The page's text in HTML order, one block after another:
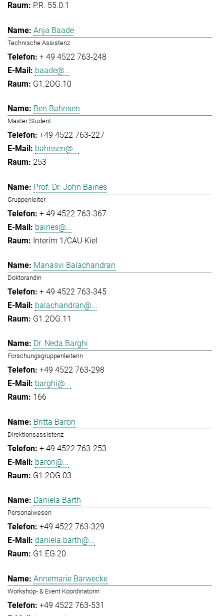
P.R. 55.0.1
Anja Baade
Technische Assistenz
+ 49 4522 763-248
baade@...
G1.2OG.10
Ben Bahnsen
Master Student
+49 4522 763-227
bahnsen@...
253
Prof. Dr. John Baines
Gruppenleiter
+ 49 4522 763-367
baines@...
Interim 1/CAU Kiel
Manasvi Balachandran
Doktorandin
+ 49 4522 763-345
balachandran@...
G1.2OG.11
Dr. Neda Barghi
Forschungsgruppenleiterin
+49 4522 763-298
barghi@...
166
Britta Baron
Direktionsassistenz
+ 49 4522 763-253
baron@...
G1.2OG.03
Daniela Barth
Personalwesen
+49 4522 763-329
daniela.barth@...
G1.EG.20
Annemarie Bärwecke
Workshop- & Event Koordinatorin
+49 4522 763-531